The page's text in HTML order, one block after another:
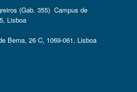
(Gab. 355) Campus de
Lisboa
Berna, 26 C, 1069-061, Lisboa